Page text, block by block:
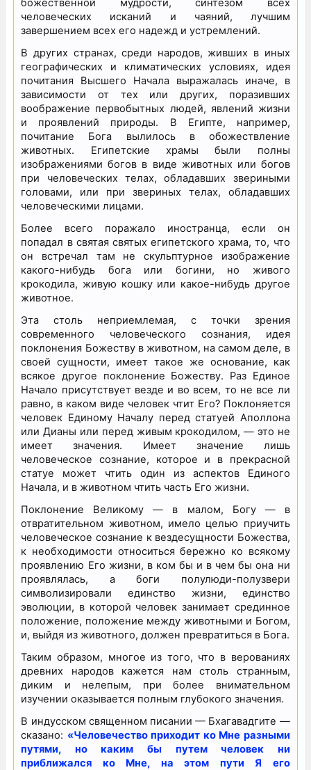
божественной мудрости, синтезом всех
человеческих исканий и чаяний, лучшим
завершением всех его надежд и устремлений.
В других странах, среди народов, живших в иных
географических и климатических условиях, идея
почитания Высшего Начала выражалась иначе, в
зависимости от тех или других, поразивших
воображение первобытных людей, явлений жизни
и проявлений природы. В Египте, например,
почитание Бога вылилось в обожествление
животных. Египетские храмы были полны
изображениями богов в виде животных или богов
при человеческих телах, обладавших звериными
головами, или при звериных телах, обладавших
человеческими лицами.
Более всего поражало иностранца, если он
попадал в святая святых египетского храма, то, что
он встречал там не скульптурное изображение
какого-нибудь бога или богини, но живого
крокодила, живую кошку или какое-нибудь другое
животное.
Эта столь неприемлемая, с точки зрения
современного человеческого сознания, идея
поклонения Божеству в животном, на самом деле, в
своей сущности, имеет такое же основание, как
всякое другое поклонение Божеству. Раз Единое
Начало присутствует везде и во всем, то не все ли
равно, в каком виде человек чтит Его? Поклоняется
человек Единому Началу перед статуей Аполлона
или Дианы или перед живым крокодилом, — это не
имеет значения. Имеет значение лишь
человеческое сознание, которое и в прекрасной
статуе может чтить один из аспектов Единого
Начала, и в животном чтить часть Его жизни.
Поклонение Великому — в малом, Богу — в
отвратительном животном, имело целью приучить
человеческое сознание к вездесущности Божества,
к необходимости относиться бережно ко всякому
проявлению Его жизни, в ком бы и в чем бы она ни
проявлялась, а боги полулюди-полузвери
символизировали единство жизни, единство
эволюции, в которой человек занимает срединное
положение, положение между животными и Богом,
и, выйдя из животного, должен превратиться в Бога.
Таким образом, многое из того, что в верованиях
древних народов кажется нам столь странным,
диким и нелепым, при более внимательном
изучении оказывается полным глубокого значения.
В индусском священном писании — Бхагавадгите —
сказано: «Человечество приходит ко Мне разными
путями, но каким бы путем человек ни
приближался ко Мне, на этом пути Я его